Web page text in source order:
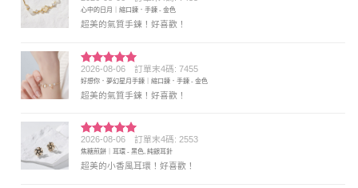
評分5 滿
分 5
心中的日月｜縮口鍊．手鍊 - 金色
超美的氣質手鍊！好喜歡！
評分5滿
分 5
2026-08-06 訂單末4碼: 7455
好想你．夢幻星月手鍊｜縮口鍊．手鍊 - 金色
超美的氣質手鍊！好喜歡！
評分5 滿
分 5
2026-08-06 訂單末4碼: 2553
焦糖煎餅｜耳環 - 黑色, 純銀耳針
超美的小香風耳環！好喜歡！